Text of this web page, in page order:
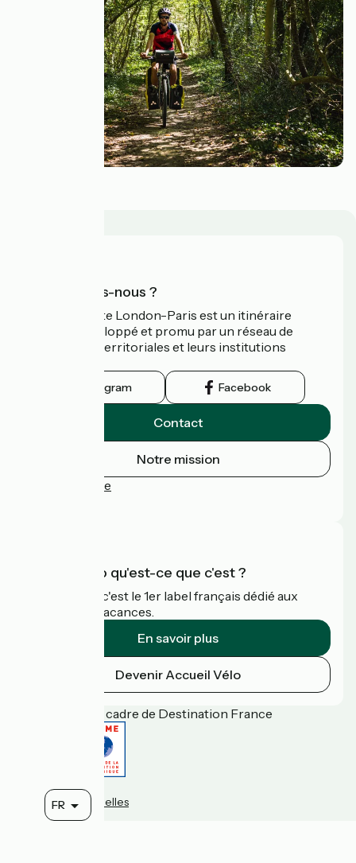
FR
Qui sommes-nous ?
L’Avenue Verte London-Paris est un itinéraire
cyclable développé et promu par un réseau de
collectivités territoriales et leurs institutions
Instagram Facebook
Contact
Notre mission
Espace Presse
Accueil Vélo qu'est-ce que c'est ?
Accueil Vélo c'est le 1er label français dédié aux
cyclistes en vacances.
En savoir plus
Devenir Accueil Vélo
Financé dans le cadre de Destination France
Contact
Données personnelles
Espace Pro